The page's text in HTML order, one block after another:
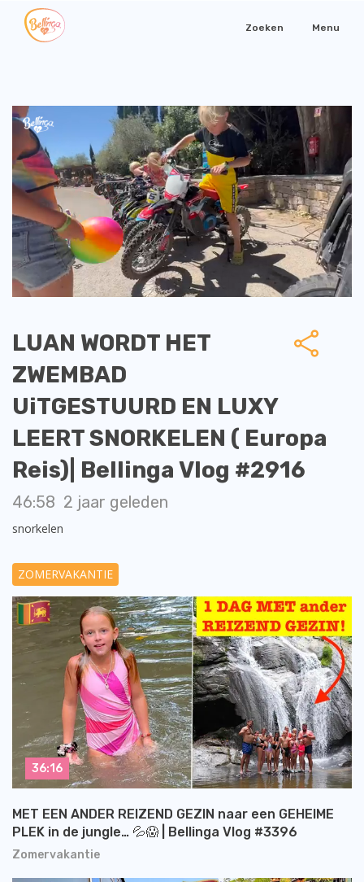
Zoeken Menu
LUAN WORDT HET
ZWEMBAD
UiTGESTUURD EN LUXY
LEERT SNORKELEN ( Europa
Reis)| Bellinga Vlog #2916
46:58 2 jaar geleden
snorkelen
ZOMERVAKANTIE
Zomervakantie
MET EEN ANDER REIZEND GEZIN naar een GEHEIME
PLEK in de jungle… 💦😱 | Bellinga Vlog #3396
36:16